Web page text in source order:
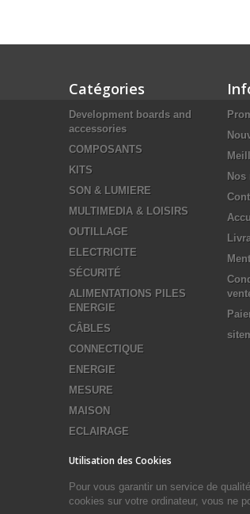
Catégories
Development boards and
accessories
COMPOSANTS
KITS
SON & LUMIERE
MULTIMEDIA & LOISIRS
OUTILLAGE
ELECTRICITE
SÉCURITÉ
ALIMENTATIONS PILES
ENERGIE
CÂBLES
CONNECTIQUE
ENERGIE
MESURE
MAISON
ECLAIRAGE
Nos
Utilisation des Cookies
Pour vous garantir un service de
cookies sur votre ordinateur, vous ne